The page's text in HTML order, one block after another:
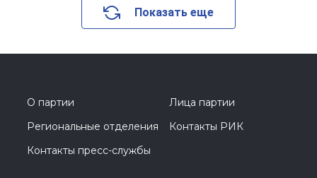
Показать еще
О партии
Лица партии
Региональные отделения
Контакты РИК
Контакты пресс-службы